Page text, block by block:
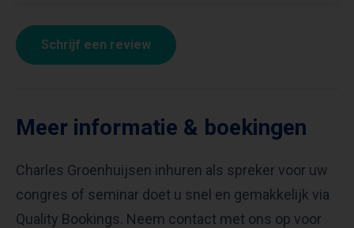
Schrijf een review
Meer informatie & boekingen
Charles Groenhuijsen inhuren als spreker voor uw
congres of seminar doet u snel en gemakkelijk via
Quality Bookings. Neem contact met ons op voor